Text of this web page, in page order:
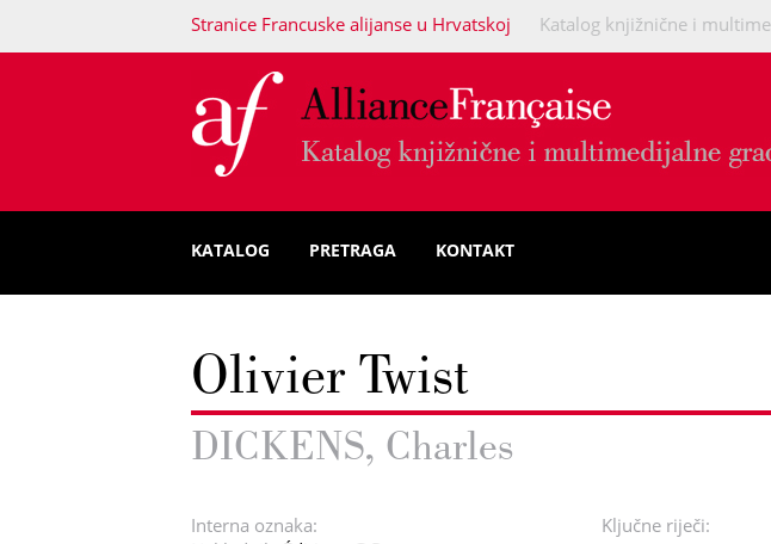
Stranice Francuske alijanse u Hrvatskoj Katalog knjižnične i
KATALOG PRETRAGA KONTAKT
Olivier Twist
DICKENS, Charles
Interna oznaka:
Ključne riječi: